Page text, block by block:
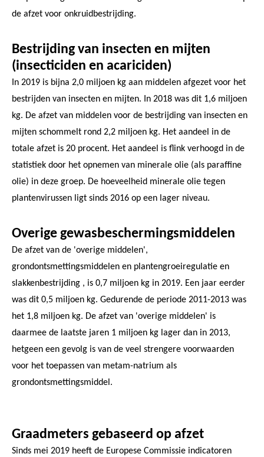
de afzet voor onkruidbestrijding.
Bestrijding van insecten en mijten
(insecticiden en acariciden)
In 2019 is bijna 2,0 miljoen kg aan middelen afgezet voor het
bestrijden van insecten en mijten. In 2018 was dit 1,6 miljoen
kg. De afzet van middelen voor de bestrijding van insecten en
mijten schommelt rond 2,2 miljoen kg. Het aandeel in de
totale afzet is 20 procent. Het aandeel is flink verhoogd in de
statistiek door het opnemen van minerale olie (als paraffine
olie) in deze groep. De hoeveelheid minerale olie tegen
plantenvirussen ligt sinds 2016 op een lager niveau.
Overige gewasbeschermingsmiddelen
De afzet van de 'overige middelen',
grondontsmettingsmiddelen en plantengroeiregulatie en
slakkenbestrijding , is 0,7 miljoen kg in 2019. Een jaar eerder
was dit 0,5 miljoen kg. Gedurende de periode 2011-2013 was
het 1,8 miljoen kg. De afzet van 'overige middelen' is
daarmee de laatste jaren 1 miljoen kg lager dan in 2013,
hetgeen een gevolg is van de veel strengere voorwaarden
voor het toepassen van metam-natrium als
grondontsmettingsmiddel.
Graadmeters gebaseerd op afzet
Sinds mei 2019 heeft de Europese Commissie indicatoren